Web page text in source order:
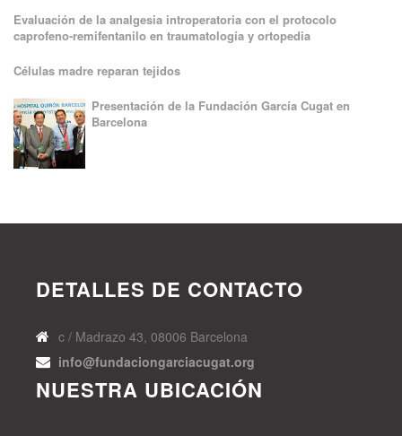
Evaluación de la analgesia introperatoria con el protocolo
caprofeno-remifentanilo en traumatología y ortopedia
Células madre reparan tejidos
Presentación de la Fundación García Cugat en
Barcelona
DETALLES DE CONTACTO
c / Madrazo 43, 08006 Barcelona
info@fundaciongarciacugat.org
NUESTRA UBICACIÓN